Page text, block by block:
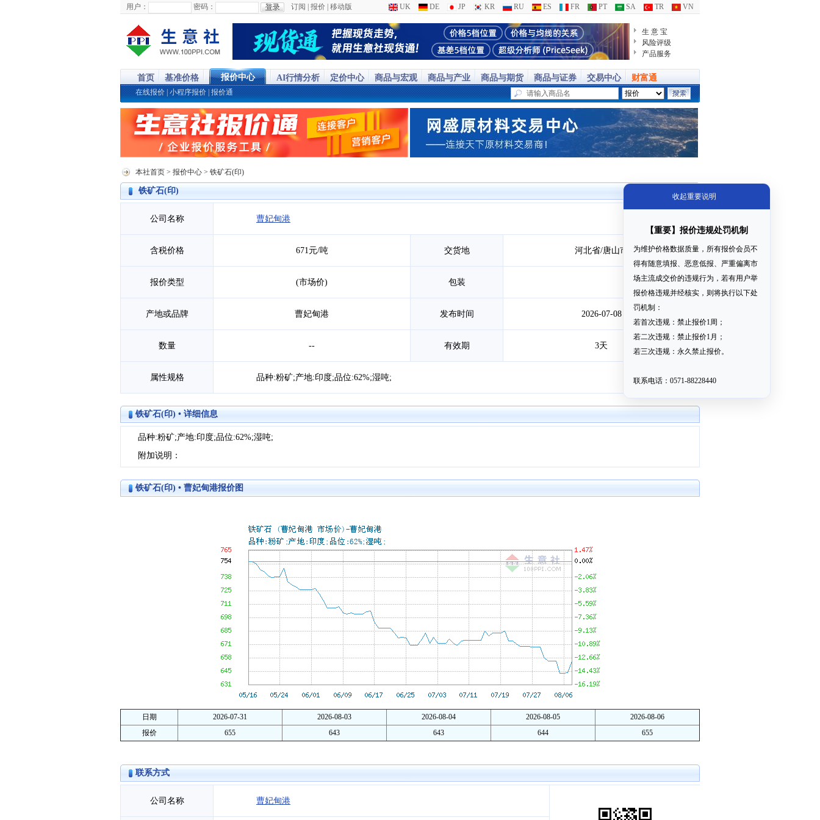
用户： 密码： 订阅 报价 移动版 UK DE JP KR RU ES FR PT SA TR VN
生 意 宝
风险评级
产品服务
首页 基准价格 报价中心 AI行情分析 定价中心 商品与宏观 商品与产业 商品与期货 商品与证券 交易中心 财富通
在线报价 小程序报价 报价通
【重要】报价违规处罚机制
为维护价格数据质量，所有报价会员不
得有随意填报、恶意低报、严重偏离市
场主流成交价的违规行为，若有用户举
报价格违规并经核实，则将执行以下处
罚机制：
若首次违规：禁止报价1周；
若二次违规：禁止报价1月；
若三次违规：永久禁止报价。
联系电话：0571-88228440
本社首页 > 报价中心 > 铁矿石(印)
铁矿石(印)
公司名称 曹妃甸港
含税价格 671元/吨 交货地 河北省/唐山市
报价类型 (市场价) 包装
产地或品牌 曹妃甸港 发布时间 2026-07-08
数量 -- 有效期 3天
属性规格 品种:粉矿;产地:印度;品位:62%;湿吨;
铁矿石(印) • 详细信息
品种:粉矿;产地:印度;品位:62%;湿吨;
附加说明：
铁矿石(印) • 曹妃甸港报价图
日期 2026-07-31 2026-08-03 2026-08-04 2026-08-05
2026-08-06
报价
655 643 643 644 655
联系方式
公司名称 曹妃甸港